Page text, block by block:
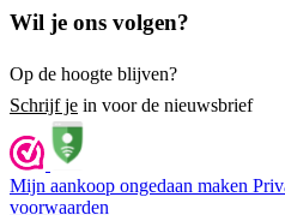
Wil je ons volgen?
Op de hoogte blijven?
Schrijf je in voor de nieuwsbrief
Mijn aankoop ongedaan maken
voorwaarden